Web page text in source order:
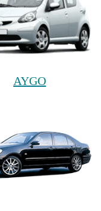
AYGO